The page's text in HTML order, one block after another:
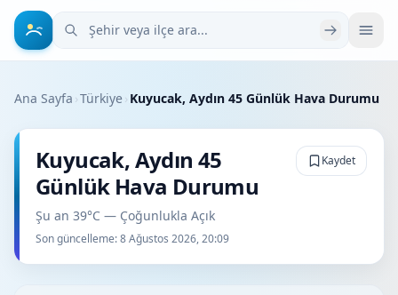
Şehir veya ilçe ara
Ana Sayfa ›Türkiye› Kuyucak, Aydın 45 Günlük Hava Durumu
Kuyucak, Aydın 45
Günlük Hava Durumu
Şu an 39°C — Çoğunlukla Açık
Son güncelleme:8 Ağustos 2026, 20:09
Kaydet